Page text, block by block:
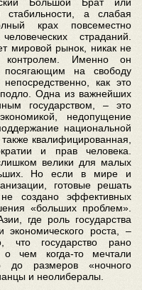
Большой Брат или
а слабая
крах повсеместно
страданий.
мировой рынок, никак не
контролем. Именно он
посягающим на свободу
как это
Одна из важнейших
государством, – это
недопущение
национальной
квалифицированная,
и прав человека.
велики для малых
Но если в мире и
готовые решать
создано эффективных
«больших проблем».
где роль государства
роста, –
что государство рано
о чем когда-то мечтали
до размеров «ночного
и неолибералы.